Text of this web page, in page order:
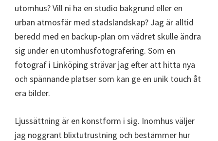
utomhus? Vill ni ha en studio bakgrund eller en
urban atmosfär med stadslandskap? Jag är alltid
beredd med en backup-plan om vädret skulle ändra
sig under en utomhusfotografering. Som en
fotograf i Linköping strävar jag efter att hitta nya
och spännande platser som kan ge en unik touch åt
era bilder.
Ljussättning är en konstform i sig. Inomhus väljer
jag noggrant blixtutrustning och bestämmer hur